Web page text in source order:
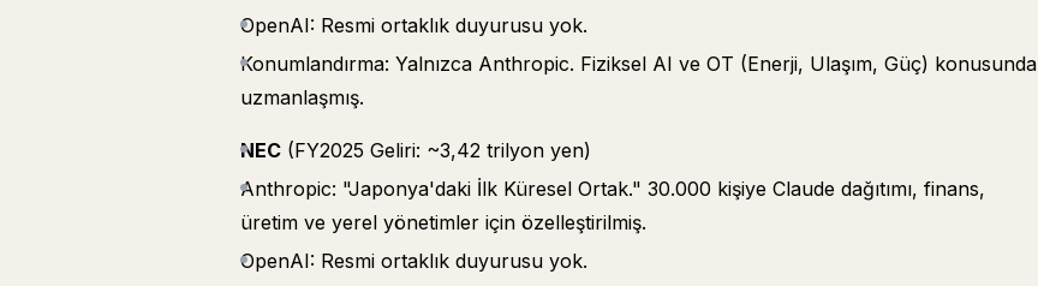
OpenAI: Resmi ortaklık duyurusu yok.
Konumlandırma: Yalnızca Anthropic. Fiziksel AI ve OT (Enerji, Ulaşım, Güç) konusunda
uzmanlaşmış.
NEC (FY2025 Geliri: ~3,42 trilyon yen)
Anthropic: "Japonya'daki İlk Küresel Ortak." 30.000 kişiye Claude dağıtımı, finans,
üretim ve yerel yönetimler için özelleştirilmiş.
OpenAI: Resmi ortaklık duyurusu yok.